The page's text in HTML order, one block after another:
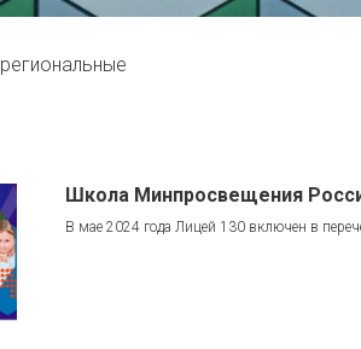
региональные
Школа Минпросвещения
В мае 2024 года Лицей 130 включен в